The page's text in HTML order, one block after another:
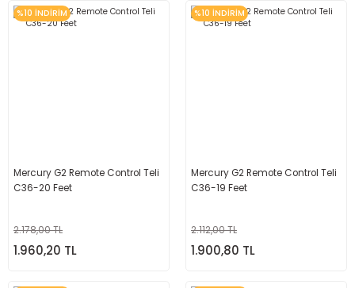
%10 İNDİRİM
Mercury G2 Remote Control Teli
C36-20 Feet
2.178,00 TL
1.960,20 TL
%10 İNDİRİM
Mercury G2 Remote Control Teli
C36-19 Feet
2.112,00 TL
1.900,80 TL